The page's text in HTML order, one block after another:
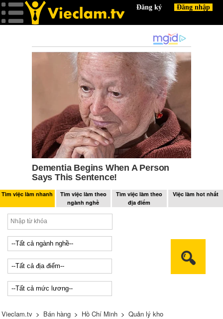
Tìm việc làm nhanh
Tìm việc làm theo
ngành nghề
Tìm việc làm theo
địa điểm
Việc làm hot nhất
Vieclam.tv > Bán hàng > Hồ Chí Minh > Quản lý kho